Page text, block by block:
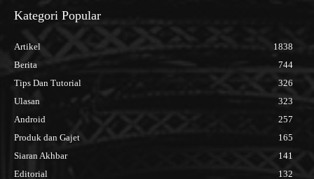
Kategori Popular
Artikel
1838
Berita
744
Tips Dan Tutorial
326
Ulasan
323
Android
257
Produk dan Gajet
165
Siaran Akhbar
141
Editorial
132